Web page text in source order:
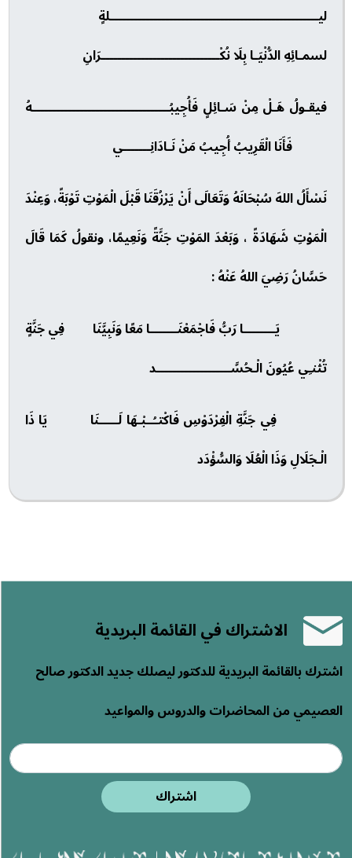
ليـــــــــــــــــــــــــــــــــــــــــــــــــــــلةٍ
لسمـائِهِ الدُّنْيَـا بِلَا نُكْــــــــــــــــــــــــــــــرَانِ
فيقـولُ هَـلْ مِنْ سَـائِلٍ فَأُجِيبُـــــــــــــــــــــــــــــــــــهُ
فَأَنَا الْقَرِيبُ أُجِيبُ مَنْ نَـادَانِـــــــي
نَسْأَلُ اللهَ سُبْحَانَهُ وَتَعَالَى أَنْ يَرْزُقَنَا قَبْلَ الْمَوْتِ تَوْبَةً، وَعِنْدَ
الْمَوْتِ شَهَادَةً ، وَبَعْدَ المَوْتِ جَنَّةً وَنَعِيمًا، ونقولُ كَمَا قَالَ
حَسَّانُ رَضِيَ اللهُ عَنْهُ :
يَــــــــا رَبُّ فَاجْمَعْنَـــــــا مَعًا وَنَبِيَّنَا فِي جَنَّةٍ
تُثْنـِي عُيُونَ الْـحُسَّـــــــــــــــــــد
فِي جَنَّةِ الْفِرْدَوْسِ فَاكْتـُــبْـهَا لَـــــنَا يَا ذَا
الْـجَلَالِ وَذَا الْعُلَا وَالسُّؤْدَد
الاشتراك في القائمة البريدية
اشترك بالقائمة البريدية للدكتور ليصلك جديد الدكتور صالح
العصيمي من المحاضرات والدروس والمواعيد
اشتراك